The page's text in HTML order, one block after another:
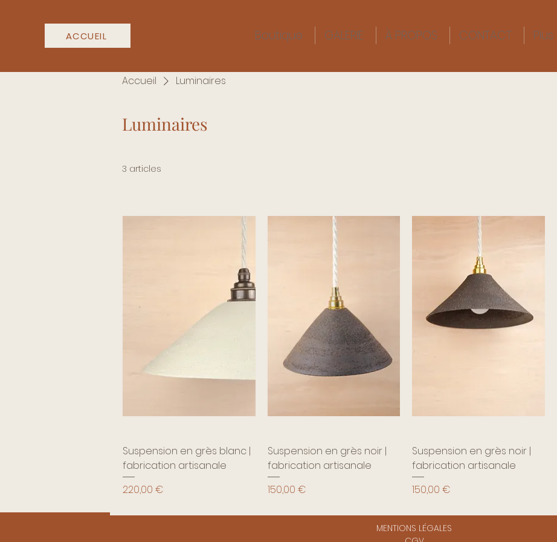
ACCUEIL Boutique GALERIE À PROPOS CONTACT Plus
Accueil Luminaires
Luminaires
3 articles
Suspension en grès blanc |
fabrication artisanale
Prix
220,00 €
Suspension en grès noir |
fabrication artisanale
Prix
150,00 €
Suspension en grès noir |
fabrication artisanale
Prix
150,00 €
MENTIONS LÉGALES